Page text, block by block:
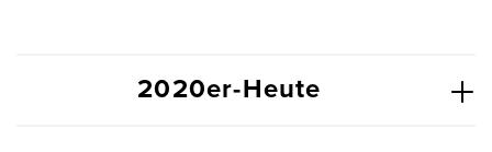
2020er-Heute